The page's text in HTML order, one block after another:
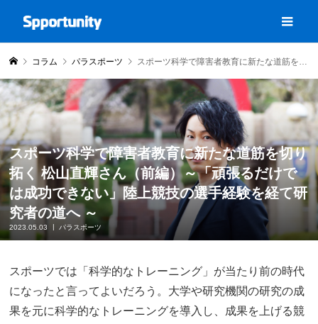
コラム パラスポーツ スポーツ科学で障害者教育に新たな道筋を切り拓く 松山直輝さん（前編）～「頑張るだけでは成功できない」陸上競技の選手経験を経て研究者の道へ ～
スポーツ科学で障害者教育に新たな道筋を切り
拓く 松山直輝さん（前編）～「頑張るだけで
は成功できない」陸上競技の選手経験を経て研
究者の道へ ～
2023.05.03 パラスポーツ
スポーツでは「科学的なトレーニング」が当たり前の時代
になったと言ってよいだろう。大学や研究機関の研究の成
果を元に科学的なトレーニングを導入し、成果を上げる競